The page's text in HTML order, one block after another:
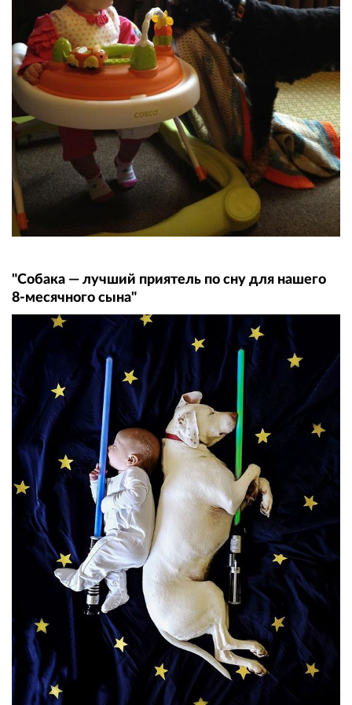
"Собака — лучший приятель по сну для нашего
8-месячного сына"